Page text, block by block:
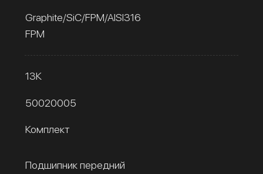
Graphite/SiC/FPM/AISI316
FPM
13К
50020005
Комплект
Подшипник передний